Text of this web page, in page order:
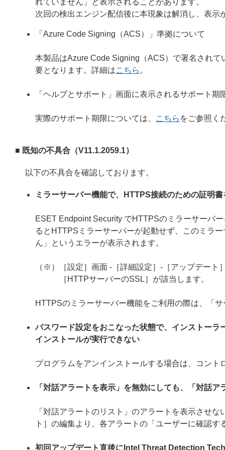
れていません」と表示されることがあります。
次回の検出エンジン配信後に本現象は解消し、表示
「Azure Code Signing（ACS）」準拠について
本製品はAzure Code Signing（ACS）で署名され
要となります。詳細はこちら 。
「ヘルプとサポート」画面に表示されるサポート
実際のサポート期限については、 こちら をご参照く
■ 既知の不具合（V11.1.2059.1）
以下の不具合を確認しております。
ミラーサーバー機能で、HTTPS接続のための証明
ESET Endpoint Security でHTTPSのミラーサーバ
るとHTTPSミラーサーバーが起動せず、このミラ
ん」というエラーが表示されます。
（※）［設定］画面 -［詳細設定］-［アップデー
［HTTPサーバーのSSL］が該当します。
HTTPSのミラーサーバー機能をご利用の際は、「
パスワード設定をおこなった状態で、インストー
インストールが実行できない
プログラムをアンインストールする場合は、コン
「対話アラートを表示」を無効にしても、「対話
「対話アラートのリスト」のアラートを表示させ
ト］の編集より、各アラートの「ユーザーに確認
初回アップデート直後にIntel Threat Detection